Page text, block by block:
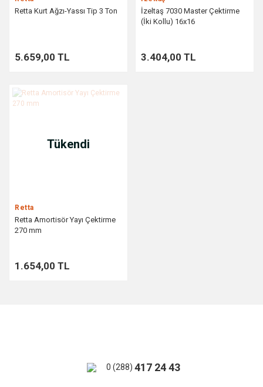
Retta Kurt Ağzı-Yassı Tip 3 Ton
5.659,00 TL
İzeltaş 7030 Master Çektirme
(İki Kollu) 16x16
3.404,00 TL
Tükendi
Retta
Retta Amortisör Yayı Çektirme
270 mm
1.654,00 TL
0 (288) 417 24 43